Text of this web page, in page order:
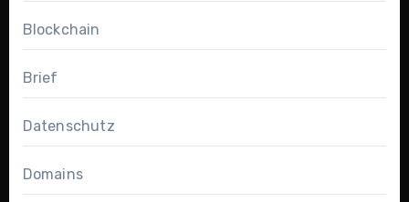
Blockchain
Brief
Datenschutz
Domains